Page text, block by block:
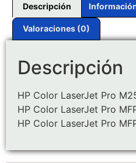
Descripción
Valoraciones (0)
Descripción
HP Color LaserJet Pro
HP Color LaserJet Pro
HP Color LaserJet Pro